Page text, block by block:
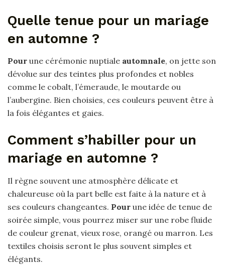
Quelle tenue pour un mariage
en automne ?
Pour une cérémonie nuptiale automnale, on jette son
dévolue sur des teintes plus profondes et nobles
comme le cobalt, l’émeraude, le moutarde ou
l’aubergine. Bien choisies, ces couleurs peuvent être à
la fois élégantes et gaies.
Comment s’habiller pour un
mariage en automne ?
Il règne souvent une atmosphère délicate et
chaleureuse où la part belle est faite à la nature et à
ses couleurs changeantes. Pour une idée de tenue de
soirée simple, vous pourrez miser sur une robe fluide
de couleur grenat, vieux rose, orangé ou marron. Les
textiles choisis seront le plus souvent simples et
élégants.